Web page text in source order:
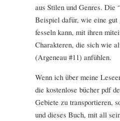
aus Stilen und Genres. Die
Beispiel dafür, wie eine gut
fesseln kann, mit ihren
Charakteren, die sich wie
(Argeneau #11) anfühlen.
Wenn ich über meine
die kostenlose bücher pdf
Gebiete zu transportieren,
und dieses Buch, mit all